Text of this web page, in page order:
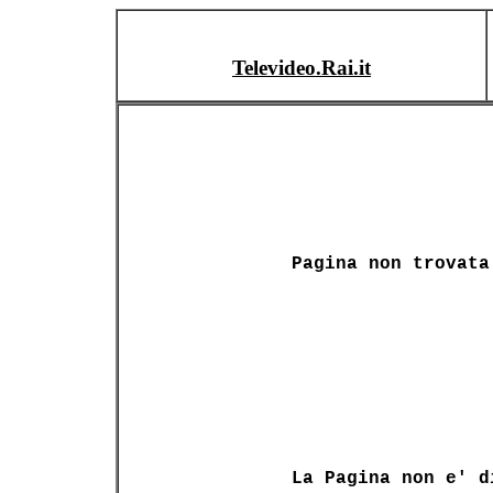
Televideo.Rai.it
Pagina non trovata
La Pagina non e'